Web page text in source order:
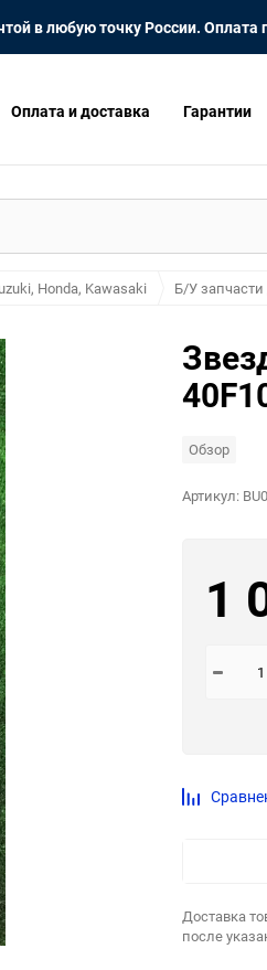
в любую точку России. Оплата
Оплата и доставка Гарантии
Honda, Kawasaki Б/У запчасти
Обзор
Артикул:
1
Доставка
после